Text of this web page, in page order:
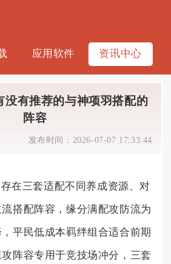
应用软件 资讯中心
没有推荐的与神项羽搭配的
阵容
发布时间： 2026-07-07 17:33:44
在三套适配不同养成资源、对
搭配阵容，缘分满配攻防流为
平民低成本羁绊组合适合前期
阵容专用于竞技场冲分，三套